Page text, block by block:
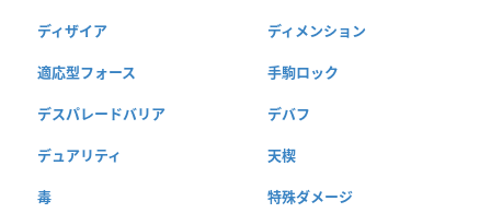
ディザイア ディメンション
適応型フォース 手駒ロック
デスパレードバリア デバフ
デュアリティ 天楔
毒 特殊ダメージ